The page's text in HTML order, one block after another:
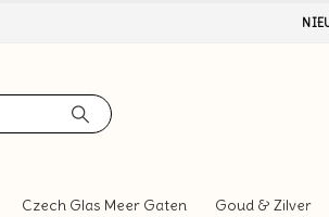
Czech Glas Meer Gaten Goud & Zilver